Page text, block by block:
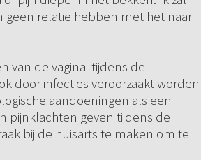
relatie hebben met het naar
van de vagina tijdens de
door infecties veroorzaakt worden
aandoeningen als een
pijnklachten geven tijdens de
bij de huisarts te maken om te